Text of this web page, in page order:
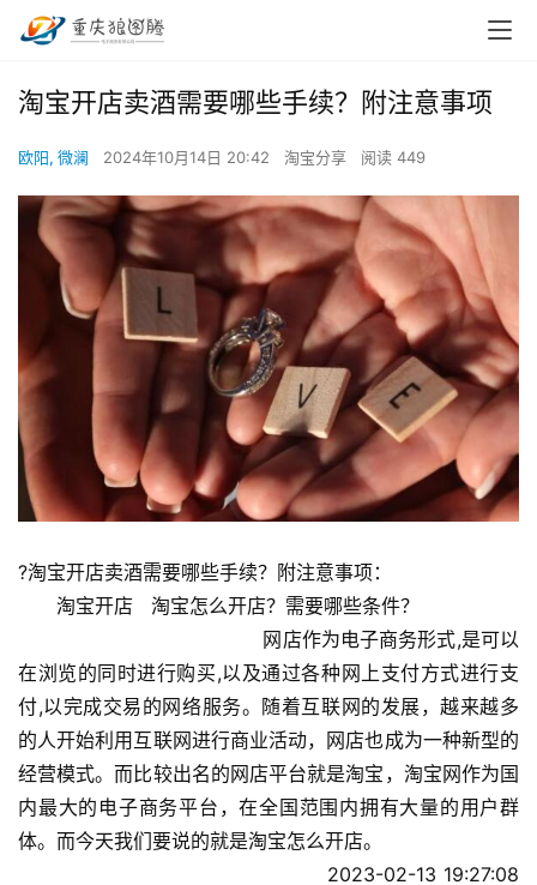
淘宝开店卖酒需要哪些手续？附注意事项
欧阳, 微澜 2024年10月14日 20:42 淘宝分享 阅读 449
?淘宝开店卖酒需要哪些手续？附注意事项：
淘宝开店   淘宝怎么开店？需要哪些条件？
在浏览的同时进行购买,以及通过各种网上支付方式进行支
付,以完成交易的网络服务。随着互联网的发展，越来越多
的人开始利用互联网进行商业活动，网店也成为一种新型的
经营模式。而比较出名的网店平台就是淘宝，淘宝网作为国
内最大的电子商务平台，在全国范围内拥有大量的用户群
体。而今天我们要说的就是淘宝怎么开店。